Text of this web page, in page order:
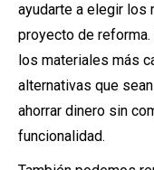
ayudarte a elegir los
proyecto de
los materiales más
alternativas que
ahorrar dinero sin
funcionalidad.